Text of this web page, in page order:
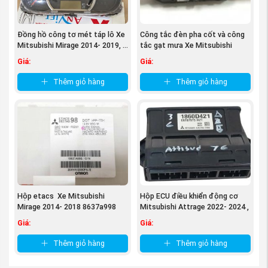
(Vòi phun nhiên liệu xe Mitsubishi Mirage
nguồnPhutungMitsubishi.vn
Quyền lợi của khách hàng khi mua Vòi phun nhiên
liệu xe tại phụ tùng Mitsubishi An Việt:
Được tư vấn miễn phí về phụ tùng dòng xe
Mitsubishi Mirage, cách phân biệt phụ tùng hàng
Đồng hồ công tơ mét táp lô Xe
Mitsubishi Mirage 2014- 2019, ...
Giá:
Thêm giỏ hàng
Công tắc đèn pha cốt và công
tắc gạt mưa Xe Mitsubishi
Giá:
Thêm giỏ hàng
Hộp etacs Xe Mitsubishi
Mirage 2014- 2018 8637a998
Giá:
Thêm giỏ hàng
Hộp ECU điều khiển động cơ
Mitsubishi Attrage 2022- 2024 ,
Giá:
Thêm giỏ hàng